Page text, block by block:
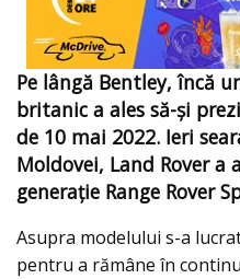
Pe lângă Bentley, încă
britanic a ales să-şi
de 10 mai 2022. Ieri
Moldovei, Land Rover
generaţie Range Rover
Asupra modelului s-a
pentru a rămâne în